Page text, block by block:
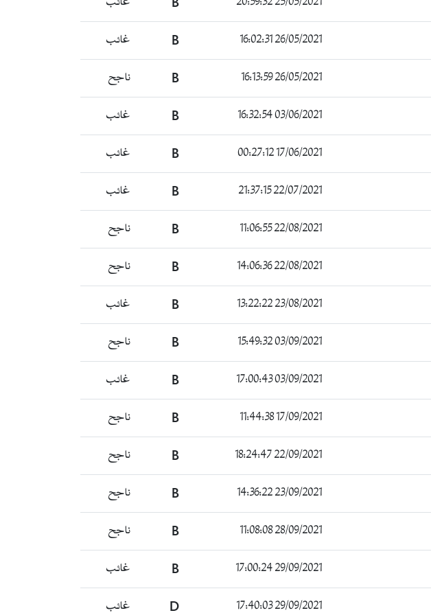
26/05/2021 16:02:31
B غائب
26/05/2021 16:13:59
B ناجح
03/06/2021 16:32:54
B غائب
17/06/2021 00:27:12
B غائب
22/07/2021 21:37:15
B غائب
22/08/2021 11:06:55
B ناجح
22/08/2021 14:06:36
B ناجح
23/08/2021 13:22:22
B غائب
03/09/2021 15:49:32
B ناجح
03/09/2021 17:00:43
B غائب
17/09/2021 11:44:38
B ناجح
22/09/2021 18:24:47
B ناجح
23/09/2021 14:36:22
B ناجح
28/09/2021 11:08:08
B ناجح
29/09/2021 17:00:24
B غائب
29/09/2021 17:40:03
D غائب